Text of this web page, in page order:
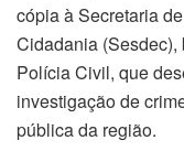
cópia à Secretaria
Cidadania
Polícia Civil, que
investigação de
pública da região.